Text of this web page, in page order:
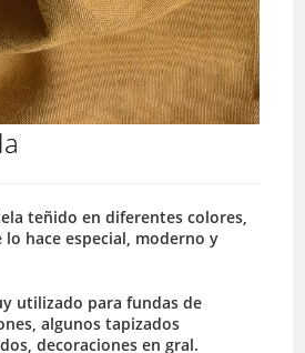
teñido en diferentes colores,
hace especial, moderno y
utilizado para fundas de
algunos tapizados
decoraciones en gral.